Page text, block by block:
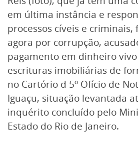
em última instância e
processos cíveis e
agora por corrupção,
pagamento em dinheiro
escrituras imobiliárias de
no Cartório d 5º Ofício de
Iguaçu, situação levantada
inquérito concluído pelo
Estado do Rio de Janeiro.